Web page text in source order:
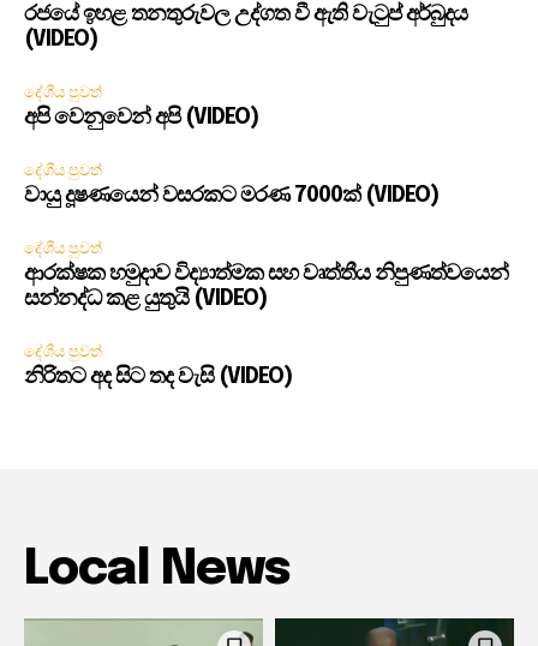
රජයේ ඉහළ තනතුරුවල උද්ගත වී ඇති වැටුප් අර්බුදය
(VIDEO)
දේශීය පුවත්
අපි වෙනුවෙන් අපි (VIDEO)
දේශීය පුවත්
වායු දූෂණයෙන් වසරකට මරණ 7000ක් (VIDEO)
දේශීය පුවත්
ආරක්ෂක හමුදාව විද්‍යාත්මක සහ වෘත්තීය නිපුණත්වයෙන්
සන්නද්ධ කළ යුතුයි (VIDEO)
දේශීය පුවත්
නිරිතට අද සිට තද වැසි (VIDEO)
Local News